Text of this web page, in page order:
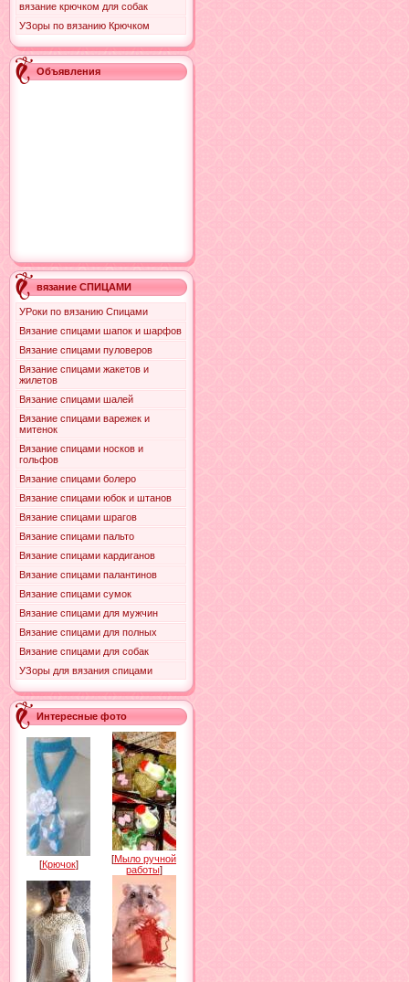
вязание крючком для собак
УЗоры по вязанию Крючком
Объявления
вязание СПИЦАМИ
УРоки по вязанию Спицами
Вязание спицами шапок и шарфов
Вязание спицами пуловеров
Вязание спицами жакетов и
жилетов
Вязание спицами шалей
Вязание спицами варежек и
митенок
Вязание спицами носков и
гольфов
Вязание спицами болеро
Вязание спицами юбок и штанов
Вязание спицами шрагов
Вязание спицами пальто
Вязание спицами кардиганов
Вязание спицами палантинов
Вязание спицами сумок
Вязание спицами для мужчин
Вязание спицами для полных
Вязание спицами для собак
УЗоры для вязания спицами
Интересные фото
[Крючок] [Мыло ручной
работы]